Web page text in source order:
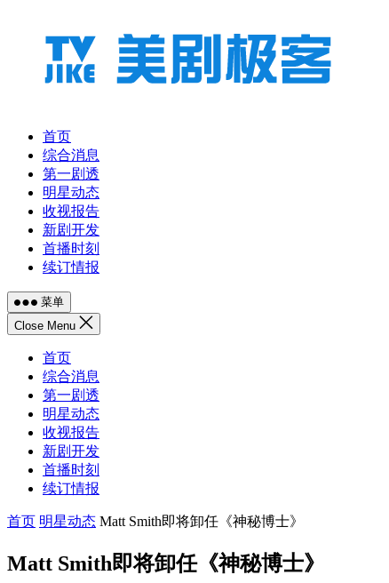
首页
综合消息
第一剧透
明星动态
收视报告
新剧开发
首播时刻
续订情报
菜单
Close Menu
首页
综合消息
第一剧透
明星动态
收视报告
新剧开发
首播时刻
续订情报
首页 明星动态 Matt Smith即将卸任《神秘博士》
Matt Smith即将卸任《神秘博士》